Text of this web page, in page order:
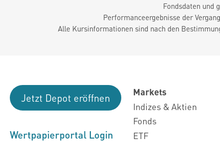
Fondsdaten und
Performanceergebnisse der
Alle Kursinformationen sind nach den
Jetzt Depot eröffnen
Wertpapierportal Login
Markets
Indizes & Aktien
Fonds
ETF